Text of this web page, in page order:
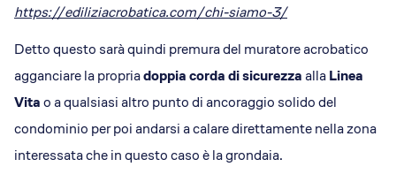
https://ediliziacrobatica.com/chi-siamo-3/
Detto questo sarà quindi premura del muratore acrobatico
agganciare la propriadoppia corda di sicurezzaallaLinea
Vitao a qualsiasi altro punto di ancoraggio solido del
condominio per poi andarsi a calare direttamente nella zona
interessata che in questo caso è la grondaia.